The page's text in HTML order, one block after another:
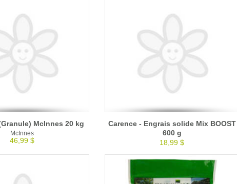
McInnes 20 kg
McInnes
46,99 $
Carence - Engrais solide Mix BOOST
600 g
18,99 $